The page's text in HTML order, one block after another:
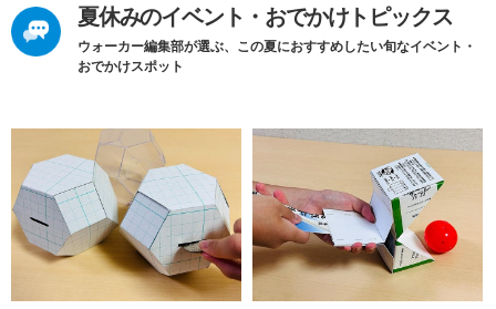
夏休みのイベント・おでかけトピックス
ウォーカー編集部が選ぶ、この夏におすすめしたい旬なイベント・
おでかけスポット